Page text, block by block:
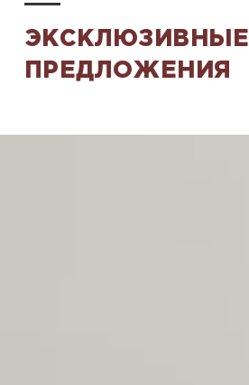
ЭКСКЛЮЗИВНЫЕ
ПРЕДЛОЖЕНИЯ